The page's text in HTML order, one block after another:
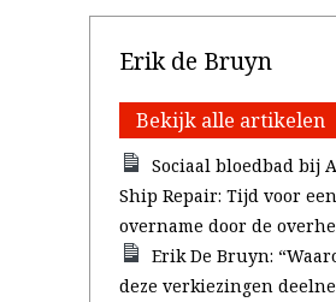
Erik de Bruyn
Bekijk alle artikelen
Sociaal bloedbad bij
Ship Repair: Tijd voor een
overname door de
Erik De Bruyn:
deze verkiezingen